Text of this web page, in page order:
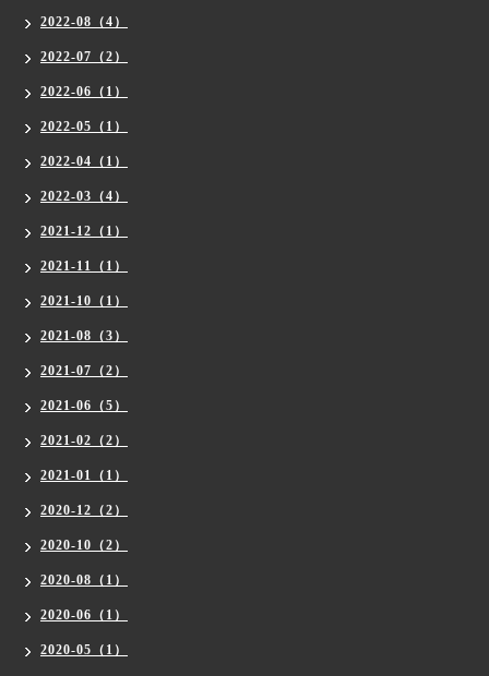
2022-08（4）
2022-07（2）
2022-06（1）
2022-05（1）
2022-04（1）
2022-03（4）
2021-12（1）
2021-11（1）
2021-10（1）
2021-08（3）
2021-07（2）
2021-06（5）
2021-02（2）
2021-01（1）
2020-12（2）
2020-10（2）
2020-08（1）
2020-06（1）
2020-05（1）